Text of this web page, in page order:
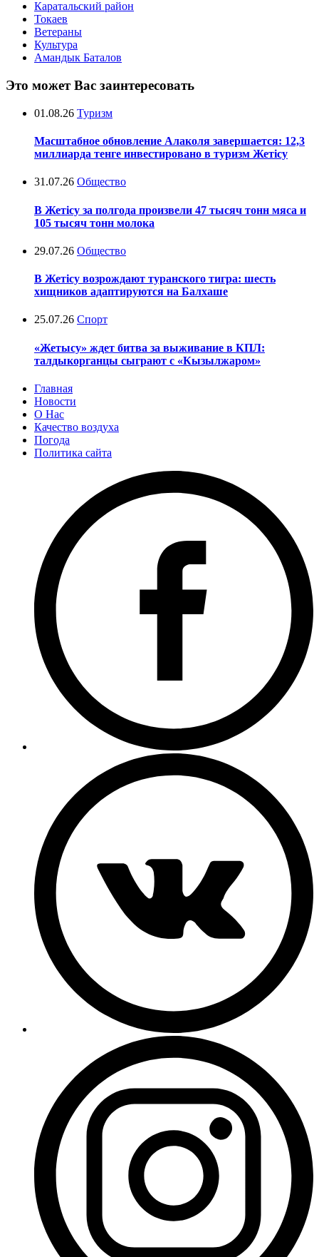
Каратальский район
Токаев
Ветераны
Культура
Амандык Баталов
Это может Вас заинтересовать
01.08.26 Туризм
Масштабное обновление Алаколя завершается: 12,3
миллиарда тенге инвестировано в туризм Жетісу
31.07.26 Общество
В Жетісу за полгода произвели 47 тысяч тонн мяса и
105 тысяч тонн молока
29.07.26 Общество
В Жетісу возрождают туранского тигра: шесть
хищников адаптируются на Балхаше
25.07.26 Спорт
«Жетысу» ждет битва за выживание в КПЛ:
талдыкорганцы сыграют с «Кызылжаром»
Главная
Новости
О Нас
Качество воздуха
Погода
Политика сайта